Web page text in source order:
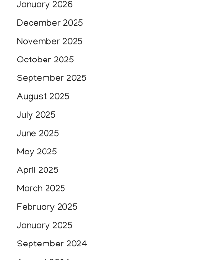
January 2026
December 2025
November 2025
October 2025
September 2025
August 2025
July 2025
June 2025
May 2025
April 2025
March 2025
February 2025
January 2025
September 2024